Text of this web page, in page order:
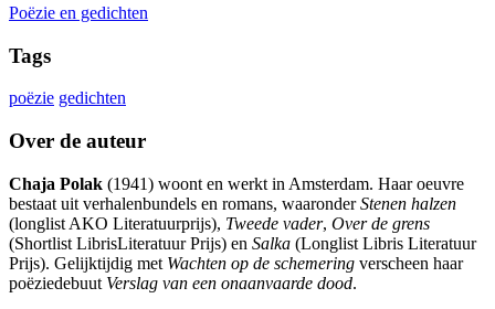
Poëzie en gedichten
Tags
poëzie gedichten
Over de auteur
Chaja Polak (1941) woont en werkt in Amsterdam. Haar oeuvre
bestaat uit verhalenbundels en romans, waaronderStenen halzen
(longlist AKO Literatuurprijs), Tweede vader, Over de grens
(Shortlist LibrisLiteratuur Prijs) en Salka (Longlist Libris Literatuur
Prijs). Gelijktijdig met Wachten op de schemering verscheen haar
poëziedebuut Verslag van een onaanvaarde dood.